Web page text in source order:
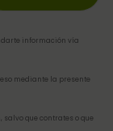
información vía
mediante la presente
que contrates o que